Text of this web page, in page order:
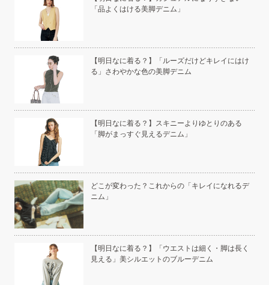
「品よくはける美脚デニム」
【明日なに着る？】「ルーズだけどキレイにはけ
る」さわやかな色の美脚デニム
【明日なに着る？】スキニーよりゆとりのある
「脚がまっすぐ見えるデニム」
どこが変わった？これからの「キレイになれるデ
ニム」
【明日なに着る？】「ウエストは細く・脚は長く
見える」美シルエットのブルーデニム